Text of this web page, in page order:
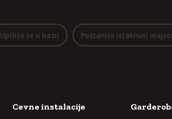
Upišite se u bazu Postanite istaknuti
Cevne instalacije